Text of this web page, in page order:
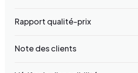
Rapport qualité-prix
Note des clients